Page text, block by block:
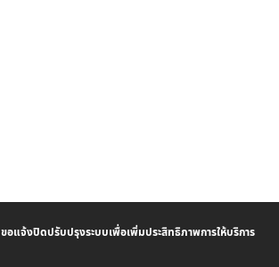
ขอแจ้งปิดปรับปรุงระบบเพื่อเพิ่มประสิทธิภาพการให้บริการ